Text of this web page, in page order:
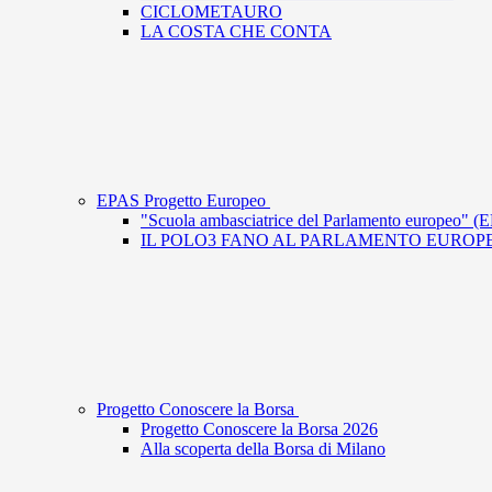
CICLOMETAURO
LA COSTA CHE CONTA
EPAS Progetto Europeo
"Scuola ambasciatrice del Parlamento europeo"
IL POLO3 FANO AL PARLAMENTO
Progetto Conoscere la Borsa
Progetto Conoscere la Borsa 2026
Alla scoperta della Borsa di Milano